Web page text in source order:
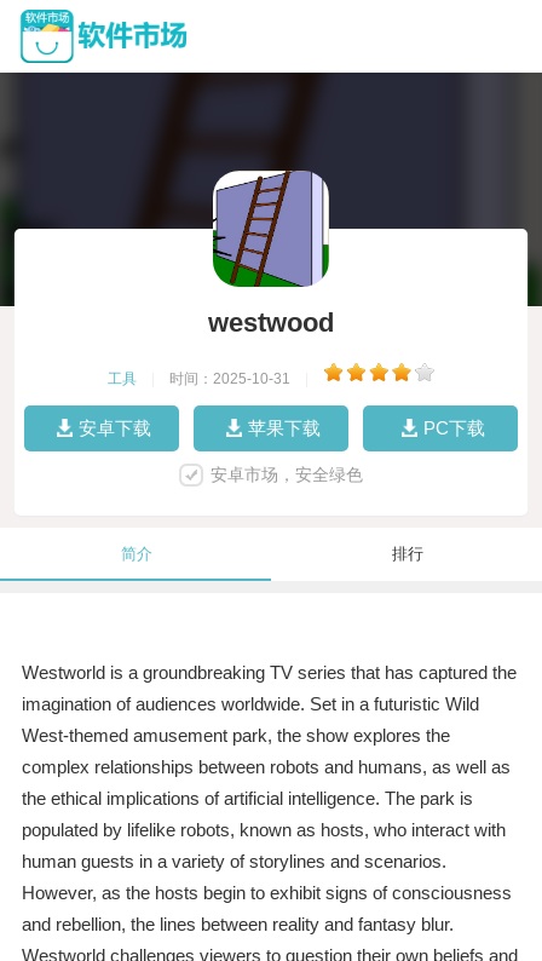
westwood
工具 时间：2025-10-31
安卓下载 苹果下载 PC下载
安卓市场，安全绿色
简介 排行
Westworld is a groundbreaking TV series that has captured the
imagination of audiences worldwide. Set in a futuristic Wild
West-themed amusement park, the show explores the
complex relationships between robots and humans, as well as
the ethical implications of artificial intelligence. The park is
populated by lifelike robots, known as hosts, who interact with
human guests in a variety of storylines and scenarios.
However, as the hosts begin to exhibit signs of consciousness
and rebellion, the lines between reality and fantasy blur.
Westworld challenges viewers to question their own beliefs and